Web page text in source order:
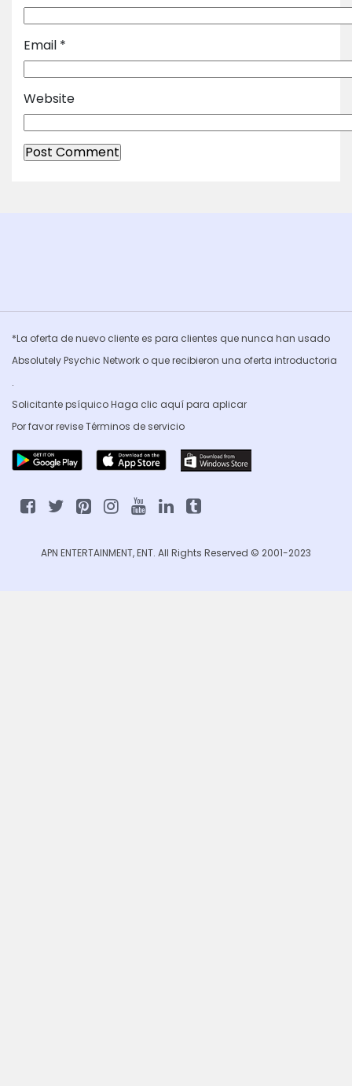
Email *
Website
*La oferta de nuevo cliente es para clientes que nunca han usado
Absolutely Psychic Network o que recibieron una oferta introductoria
.
Solicitante psíquico Haga clic aquí para aplicar
Por favor reviseTérminos de servicio
APN ENTERTAINMENT, ENT. All Rights Reserved © 2001-2023